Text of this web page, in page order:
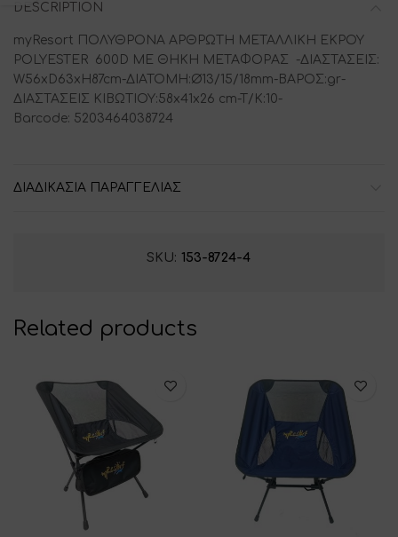
DESCRIPTION
myResort ΠΟΛΥΘΡΟΝΑ ΑΡΘΡΩΤΗ ΜΕΤΑΛΛΙΚΗ ΕΚΡΟΥ
POLYESTER 600D ΜΕ ΘΗΚΗ ΜΕΤΑΦΟΡΑΣ -ΔΙΑΣΤΑΣΕΙΣ:
W56xD63xH87cm-ΔΙΑΤΟΜΗ:Ø13/15/18mm-ΒΑΡΟΣ:gr-
ΔΙΑΣΤΑΣΕΙΣ ΚΙΒΩΤΙΟΥ:58x41x26 cm-T/K:10-
Barcode: 5203464038724
ΔΙΑΔΙΚΑΣΙΑ ΠΑΡΑΓΓΕΛΙΑΣ
SKU: 153-8724-4
Related products